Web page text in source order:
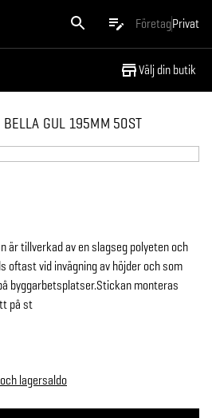
FöretagPrivat
Välj din butik
BELLA GUL 195MM 50ST
lagersaldo
är tillverkad av en slagseg polyeten och
oftast vid invägning av höjder och som
byggarbetsplatser.Stickan monteras
på st